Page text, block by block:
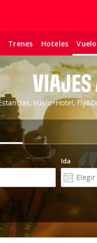
Trenes Hoteles
VIAJES
Vuelo+Hotel,
Ida